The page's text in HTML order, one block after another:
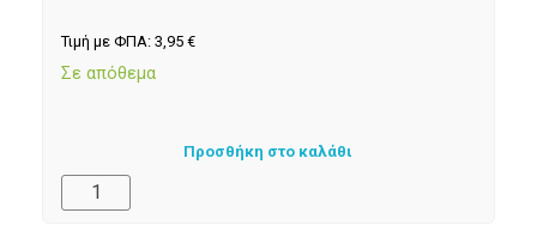
Τιμή με ΦΠΑ: 3,95 €
Σε απόθεμα
Προσθήκη στο καλάθι